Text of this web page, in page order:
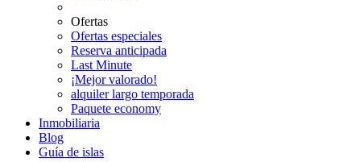
Ofertas
Ofertas especiales
Reserva anticipada
Last Minute
¡Mejor valorado!
alquiler largo temporada
Paquete economy
Inmobiliaria
Blog
Guía de islas